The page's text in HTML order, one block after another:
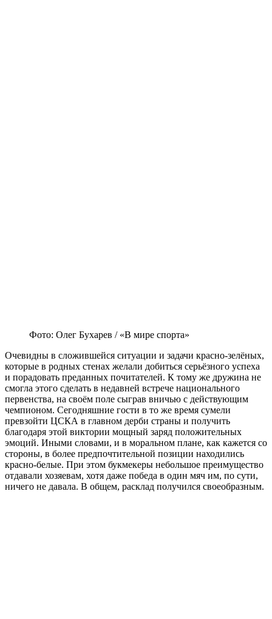
Фото: Олег Бухарев / «В мире спорта»
Очевидны в сложившейся ситуации и задачи красно-зелёных,
которые в родных стенах желали добиться серьёзного успеха
и порадовать преданных почитателей. К тому же дружина не
смогла этого сделать в недавней встрече национального
первенства, на своём поле сыграв вничью с действующим
чемпионом. Сегодняшние гости в то же время сумели
превзойти ЦСКА в главном дерби страны и получить
благодаря этой виктории мощный заряд положительных
эмоций. Иными словами, и в моральном плане, как кажется со
стороны, в более предпочтительной позиции находились
красно-белые. При этом букмекеры небольшое преимущество
отдавали хозяевам, хотя даже победа в один мяч им, по сути,
ничего не давала. В общем, расклад получился своеобразным.